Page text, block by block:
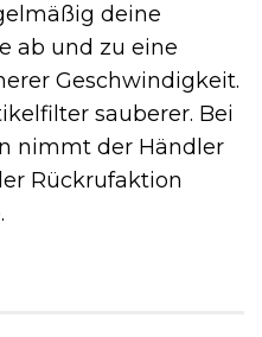
deine
ab und zu eine
Geschwindigkeit.
sauberer. Bei
nimmt der Händler
Rückrufaktion